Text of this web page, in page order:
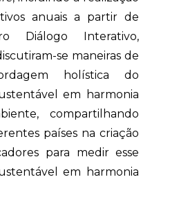
anuais a partir de
Diálogo Interativo,
se maneiras de
holística do
em harmonia
compartilhando
países na criação
para medir esse
em harmonia